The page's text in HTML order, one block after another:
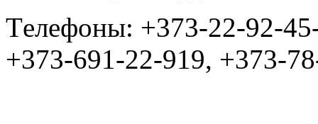
Tелефоны: +373-22-92-
+373-691-22-919, +373-